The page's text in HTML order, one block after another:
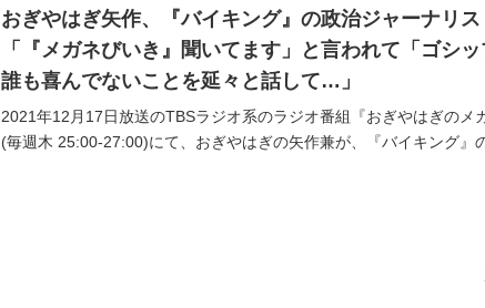
おぎやはぎ矢作、『バイキング』の政治ジャーナリス
「『メガネびいき』聞いてます」と言われて「ゴシッ
誰も喜んでないことを延々と話して…」
2021年12月17日放送のTBSラジオ系のラジオ番組『おぎやはぎのメ
(毎週木 25:00-27:00)にて、おぎやはぎの矢作兼が、『バイキング』